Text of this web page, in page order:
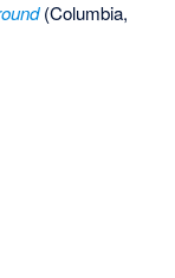
(Columbia,